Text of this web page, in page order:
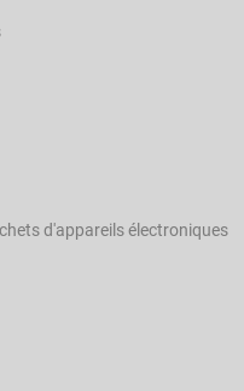
d'appareils électroniques